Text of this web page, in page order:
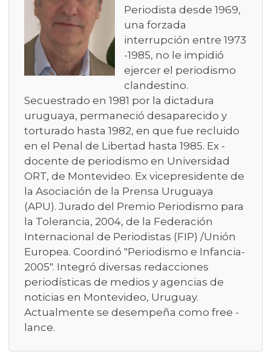
Periodista desde 1969,
una forzada
interrupción entre 1973
-1985, no le impidió
ejercer el periodismo
clandestino.
Secuestrado en 1981 por la dictadura
uruguaya, permaneció desaparecido y
torturado hasta 1982, en que fue recluido
en el Penal de Libertad hasta 1985. Ex -
docente de periodismo en Universidad
ORT, de Montevideo. Ex vicepresidente de
la Asociación de la Prensa Uruguaya
(APU). Jurado del Premio Periodismo para
la Tolerancia, 2004, de la Federación
Internacional de Periodistas (FIP) /Unión
Europea. Coordinó "Periodismo e Infancia-
2005". Integró diversas redacciones
periodísticas de medios y agencias de
noticias en Montevideo, Uruguay.
Actualmente se desempeña como free -
lance.